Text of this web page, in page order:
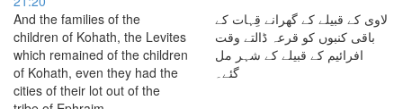
And the families of the
children of Kohath, the Levites
which remained of the children
of Kohath, even they had the
cities of their lot out of the
لاوی کے قبیلے کے گھرانے قِہات کے
باقی کنبوں کو قرعہ ڈالتے وقت
افرائیم کے قبیلے کے شہر مل
گئے۔